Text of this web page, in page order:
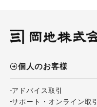
個人のお客様
アドバイス取引
サポート・オンライン取引